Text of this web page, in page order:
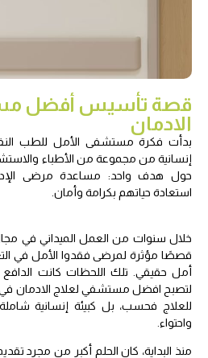
قصة تأسيس أفضل
الادمان
بدأت فكرة مستشفى الأمل للطب
إنسانية من مجموعة من الأطباء
حول هدف واحد: مساعدة مرضى
استعادة حياتهم بكرامة وأمان.
خلال سنوات من العمل الميداني في
قصصًا مؤثرة لمرضى فقدوا الأمل في
أمل حقيقي. تلك اللحظات كانت
لتصبح افضل مستشفي لعلاج الادمان
للعلاج فحسب، بل كبيئة إنسانية
واحتواء.
منذ البداية، كان الحلم أكبر من مجرد